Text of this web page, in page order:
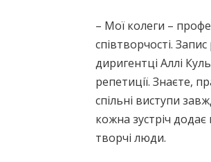
– Мої колеги –
співтворчості.
диригентці Аллі
репетиції. Знаєте,
спільні виступи
кожна зустріч
творчі люди.